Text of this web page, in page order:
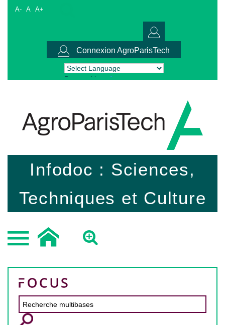
A- A A+
Connexion AgroParisTech
Powered by Translate
Infodoc : Sciences,
Techniques et Culture